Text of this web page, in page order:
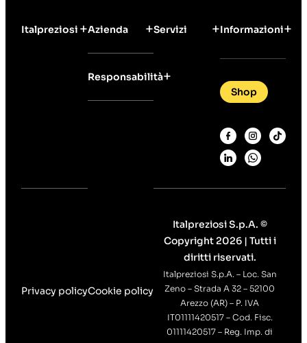
Italpreziosi Azienda
Responsabilità
Servizi Informazioni
Shop
Italpreziosi S.p.A. ©
Copyright 2026 | Tutti i
diritti riservati.
Italpreziosi S.p.A. – Loc. San
Zeno – Strada A 32 – 52100
Arezzo (AR) – P. IVA
IT01111420517 – Cod. Fisc.
01111420517 – Reg. Imp. di
Privacy policyCookie policy